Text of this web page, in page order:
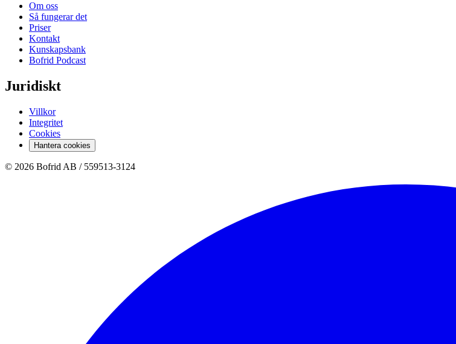
Om oss
Så fungerar det
Priser
Kontakt
Kunskapsbank
Bofrid Podcast
Juridiskt
Villkor
Integritet
Cookies
Hantera cookies
© 2026 Bofrid AB / 559513-3124